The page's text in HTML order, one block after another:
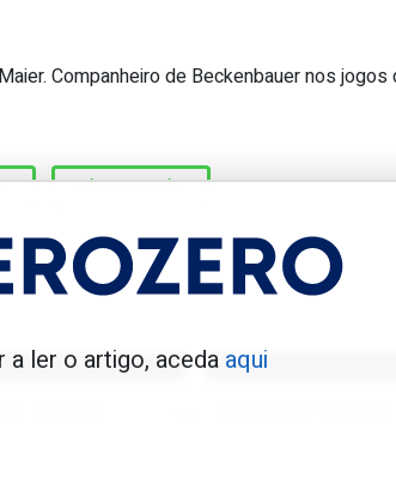
português a acumular
Companheiro de Beckenbauer nos
VÍTOR BAÍA
a ler o artigo, aceda aqui